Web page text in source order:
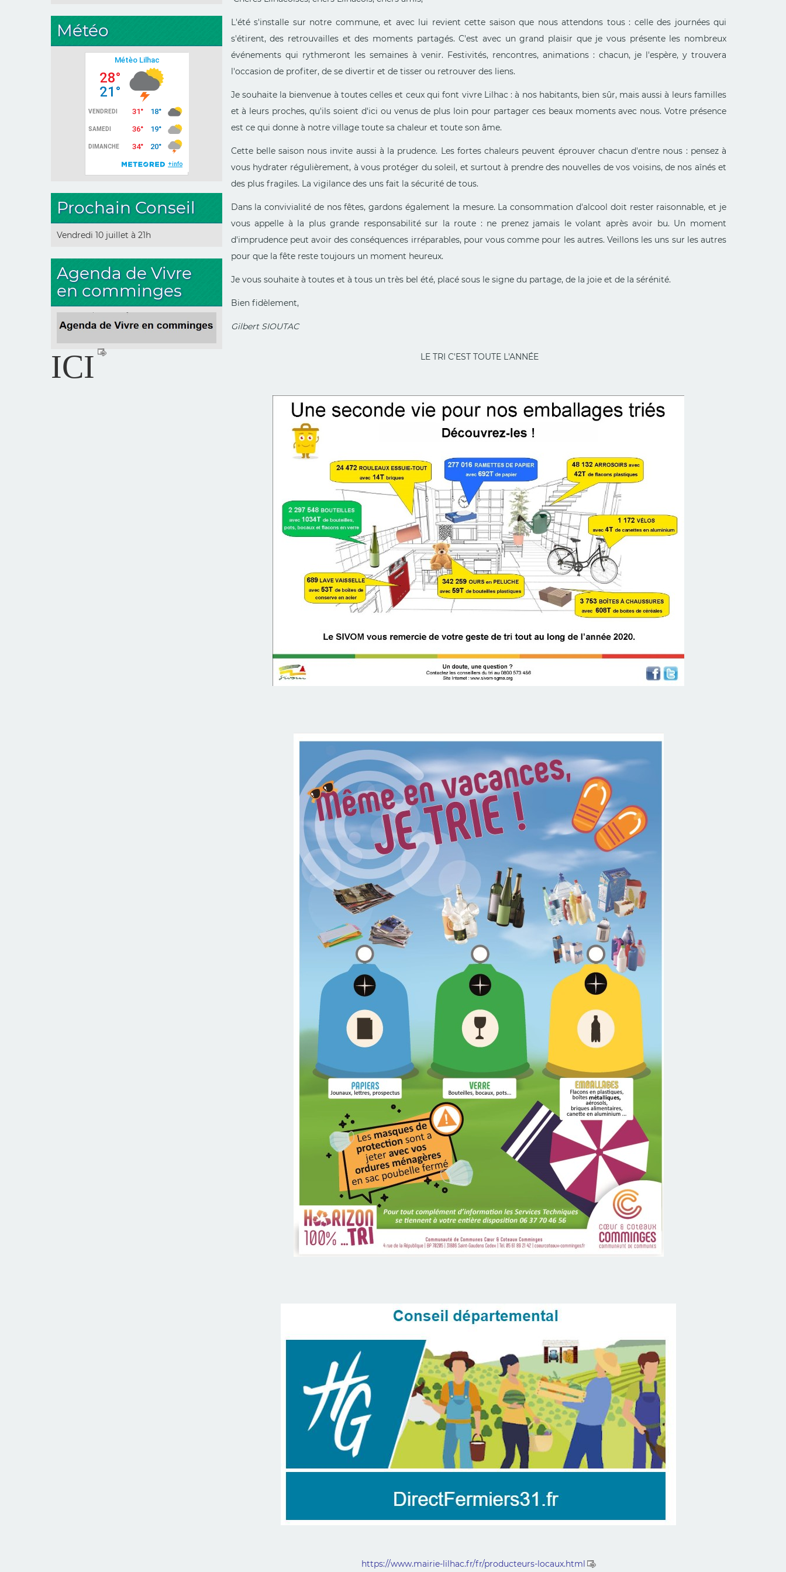
L'été s'installe sur notre commune, et avec lui revient cette saison que nous attendons tous : celle des journées qui
s'étirent, des retrouvailles et des moments partagés. C'est avec un grand plaisir que je vous présente les nombreux
événements qui rythmeront les semaines à venir. Festivités, rencontres, animations : chacun, je l'espère, y trouvera
l'occasion de profiter, de se divertir et de tisser ou retrouver des liens.
Je souhaite la bienvenue à toutes celles et ceux qui font vivre Lilhac : à nos habitants, bien sûr, mais aussi à leurs familles
et à leurs proches, qu'ils soient d'ici ou venus de plus loin pour partager ces beaux moments avec nous. Votre présence
est ce qui donne à notre village toute sa chaleur et toute son âme.
Cette belle saison nous invite aussi à la prudence. Les fortes chaleurs peuvent éprouver chacun d'entre nous : pensez à
vous hydrater régulièrement, à vous protéger du soleil, et surtout à prendre des nouvelles de vos voisins, de nos aînés et
des plus fragiles. La vigilance des uns fait la sécurité de tous.
Dans la convivialité de nos fêtes, gardons également la mesure. La consommation d'alcool doit rester raisonnable, et je
vous appelle à la plus grande responsabilité sur la route : ne prenez jamais le volant après avoir bu. Un moment
d'imprudence peut avoir des conséquences irréparables, pour vous comme pour les autres. Veillons les uns sur les autres
pour que la fête reste toujours un moment heureux.
Je vous souhaite à toutes et à tous un très bel été, placé sous le signe du partage, de la joie et de la sérénité.
Bien fidèlement,
Gilbert SIOUTAC
LE TRI C'EST TOUTE L'ANNÉE
https://www.mairie-lilhac.fr/fr/producteurs-locaux.html
Météo
Prochain Conseil
Vendredi 10 juillet à 21h
Agenda de Vivre
en comminges
ICI